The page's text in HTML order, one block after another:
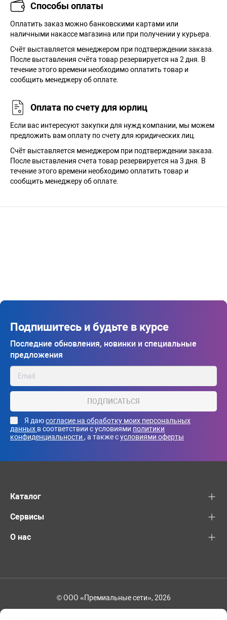
Способы оплаты
Оплатить заказ можно банковскими картами или
наличными накассе магазина или при получении у курьера.
Cчёт выставляется менеджером при подтверждении заказа.
После выставления счёта товар резервируется на 2 дня. В
течение этого времени необходимо оплатить товар и
сообщить менеджеру об оплате.
Оплата по счету для юрлиц
Если вас интересуют закупки для нужд компании, мы можем
предложить вам оплату по счету для юридических лиц.
Счёт выставляется менеджером при подтверждении заказа.
После выставления счета товар резервируется на 3 дня. В
течение этого времени необходимо оплатить товар и
сообщить менеджеру об оплате.
Подпишитесь и будьте в курсе
Последние обновления, новинки и специальные
предложения
ПОДПИСАТЬСЯ
Я даюсогласие на обработку моих персональных
данных в соответствии с условиями политики
конфиденциальности , а также сусловиями оферты
Каталог
Сервисы
О нас
© ООО «Премиальные сети», 2026